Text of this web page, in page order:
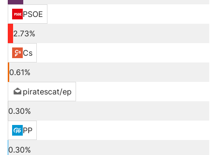
PSOE
2.73%
Cs
0.61%
piratescat/ep
0.30%
PP
0.30%